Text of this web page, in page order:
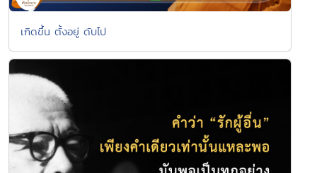
เกิดขึ้น ตั้งอยู่ ดับไป